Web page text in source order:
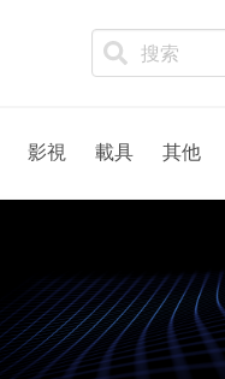
影視 載具 其他